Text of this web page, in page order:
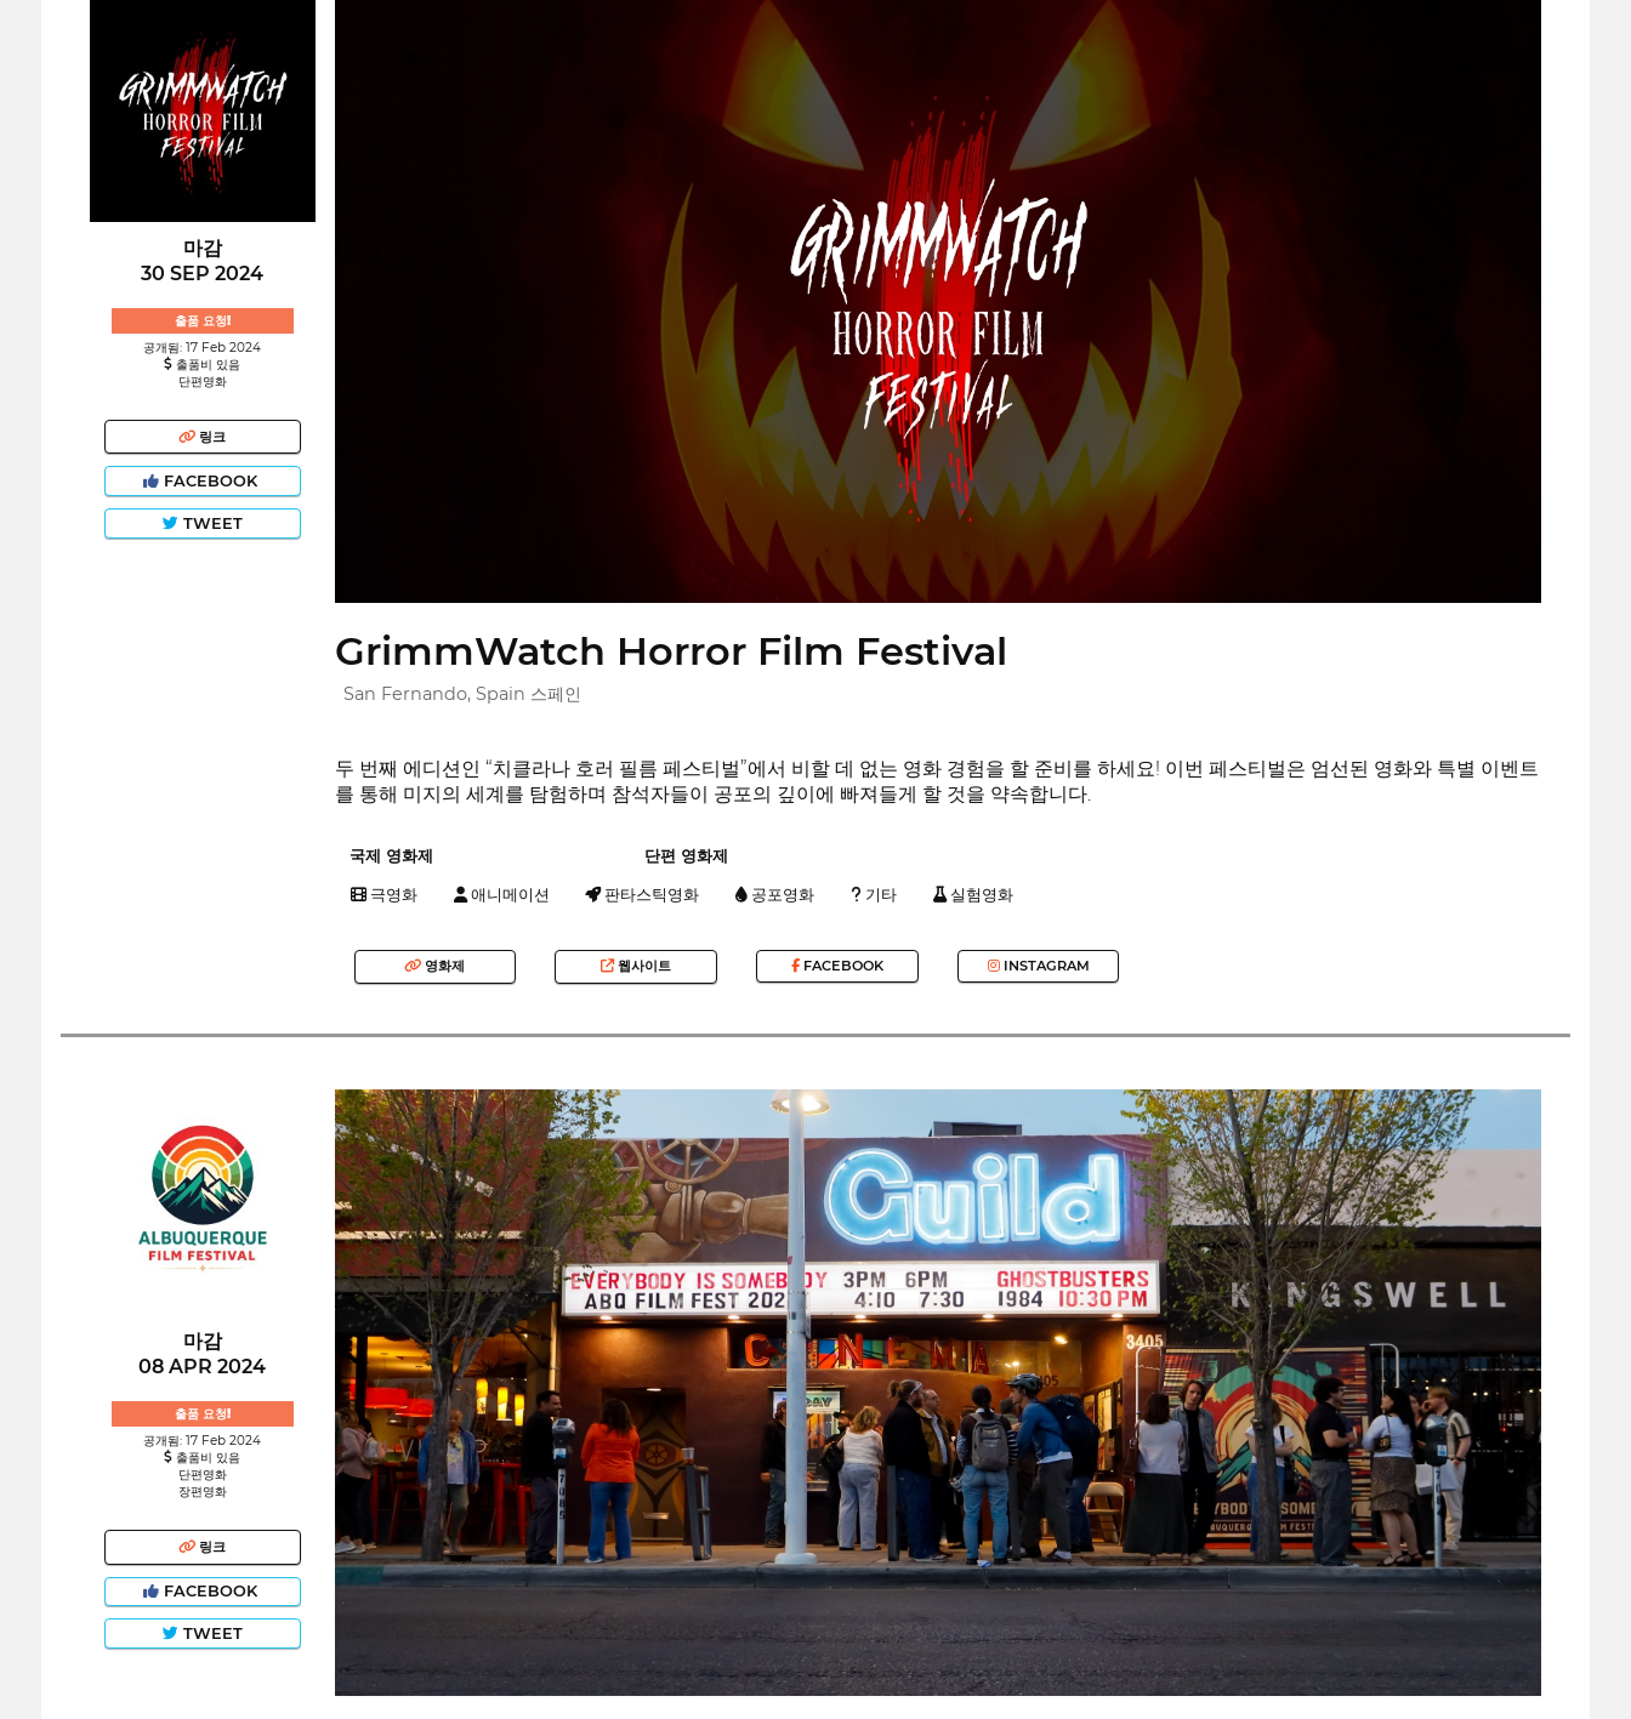
마감
30 SEP 2024
출품 요청!
공개됨: 17 Feb 2024
출품비 있음
단편영화
링크
FACEBOOK
TWEET
GrimmWatch Horror Film Festival
San Fernando, Spain 스페인
두 번째 에디션인 “치클라나 호러 필름 페스티벌”에서 비할 데 없는 영화 경험을 할 준비를 하세요! 이번 페스티벌은 엄선된 영화와 특별 이벤트
를 통해 미지의 세계를 탐험하며 참석자들이 공포의 깊이에 빠져들게 할 것을 약속합니다.
국제 영화제 단편 영화제
극영화 애니메이션 판타스틱영화 공포영화 기타 실험영화
영화제 웹사이트 FACEBOOK INSTAGRAM
마감
08 APR 2024
출품 요청!
공개됨: 17 Feb 2024
출품비 있음
단편영화
장편영화
링크
FACEBOOK
TWEET